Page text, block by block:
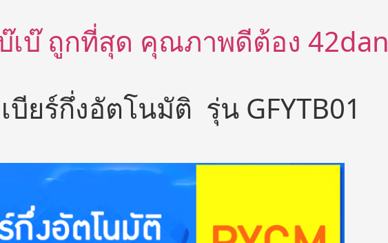
เบ๊ ถูกที่สุด คุณภาพดีต้อง 42dan
ยร์กึ่งอัตโนมัติ รุ่น GFYTB01